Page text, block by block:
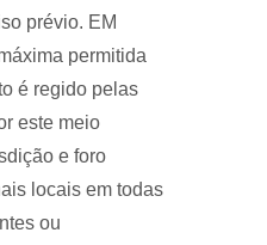
prévio. EM
permitida
é regido pelas
este meio
e foro
locais em todas
ou